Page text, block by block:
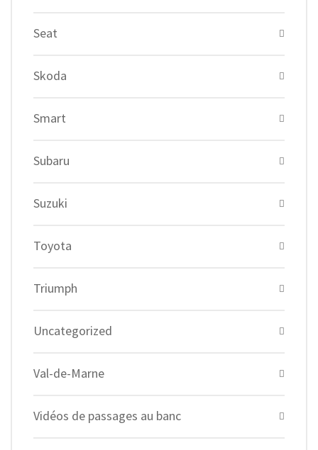
Seat
Skoda
Smart
Subaru
Suzuki
Toyota
Triumph
Uncategorized
Val-de-Marne
Vidéos de passages au banc